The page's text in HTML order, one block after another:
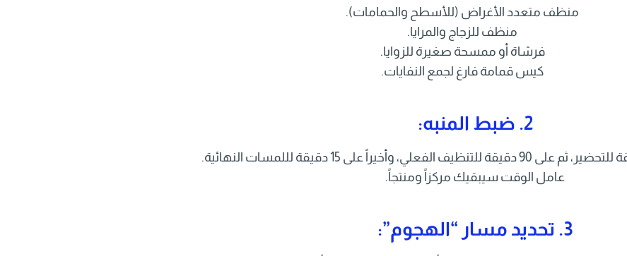
منظف متعدد الأغراض (للأسطح والحمامات).
منظف للزجاج والمرايا.
فرشاة أو ممسحة صغيرة للزوايا.
كيس قمامة فارغ لجمع النفايات.
2. ضبط المنبه:
اضبط منبهًا على 15 دقيقة للتحضير، ثم على 90 دقيقة للتنظيف الفعلي، وأخيراً على 15 دقيقة لللمسات النهائية.
عامل الوقت سيبقيك مركزاً ومنتجاً.
3. تحديد مسار “الهجوم”: